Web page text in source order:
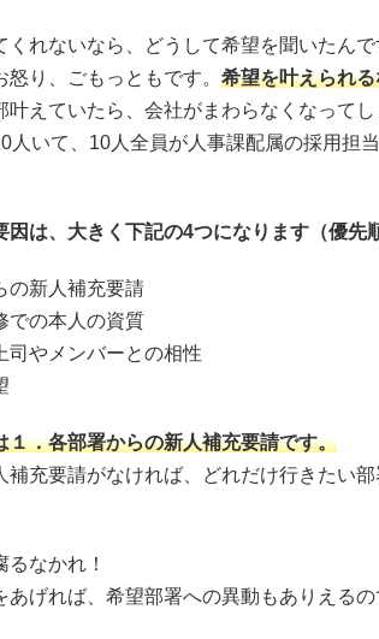
くれないなら、どうして希望を聞いたん
り、ごもっともです。 希望を叶えられ
叶えていたら、会社がまわらなくなってし
人いて、10人全員が人事課配属の採用担
因は、大きく下記の4つになります（優先
の新人補充要請
での本人の資質
司やメンバーとの相性
１．各部署からの新人補充要請です。
補充要請がなければ、どれだけ行きたい
るなかれ！
あげれば、希望部署への異動もありえる